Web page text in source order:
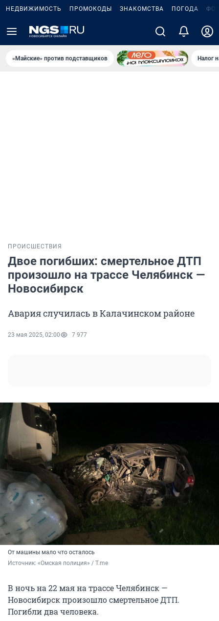
НЕДВИЖИМОСТЬ ПРОМОКОДЫ ЗНАКОМСТВА ПОГОДА
«Майские» против подставщиков Налог
ПРОИСШЕСТВИЯ
Двое погибших: смертельное ДТП
произошло на трассе Челябинск —
Новосибирск
Авария случилась в Калачинском районе
23 мая 2025, 02:00 7 977
От машины мало что осталось
Источник: «Омская полиция» / T.me
В ночь на 22 мая на трассе Челябинск —
Новосибирск произошло смертельное ДТП.
Погибли два человека.